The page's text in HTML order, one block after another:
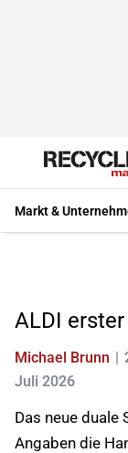
Markt &
ALDI
Michael Brunn
Juli 2026
Das neue duale
Angaben die